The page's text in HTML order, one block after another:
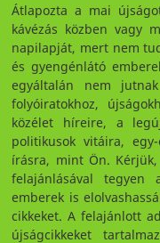
Átlapozta a mai
kávézás közben vagy
napilapját, mert nem
és gyengénlátó
egyáltalán nem
folyóiratokhoz,
közélet híreire, a
politikusok vitáira,
írásra, mint Ön.
felajánlásával
emberek is
cikkeket. A felajánlott
újságcikkeket